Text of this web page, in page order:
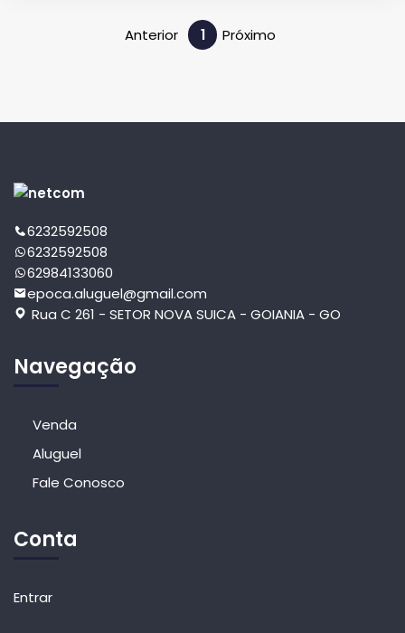
Anterior 1 Próximo
6232592508
6232592508
62984133060
epoca.aluguel@gmail.com
Rua C 261 - SETOR NOVA SUICA - GOIANIA - GO
Navegação
Venda
Aluguel
Fale Conosco
Conta
Entrar